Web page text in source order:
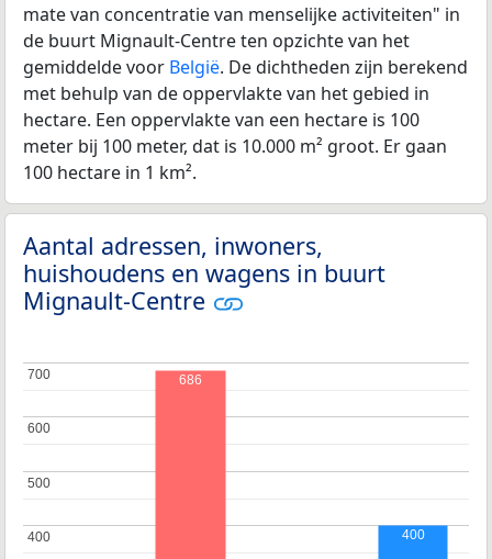
mate van concentratie van menselijke activiteiten" in
de buurt Mignault-Centre ten opzichte van het
gemiddelde voor België. De dichtheden zijn berekend
met behulp van de oppervlakte van het gebied in
hectare. Een oppervlakte van een hectare is 100
meter bij 100 meter, dat is 10.000 m² groot. Er gaan
100 hectare in 1 km².
Aantal adressen, inwoners,
huishoudens en wagens in buurt
Mignault-Centre
400
400
500
500
600
600
700
700 686
400